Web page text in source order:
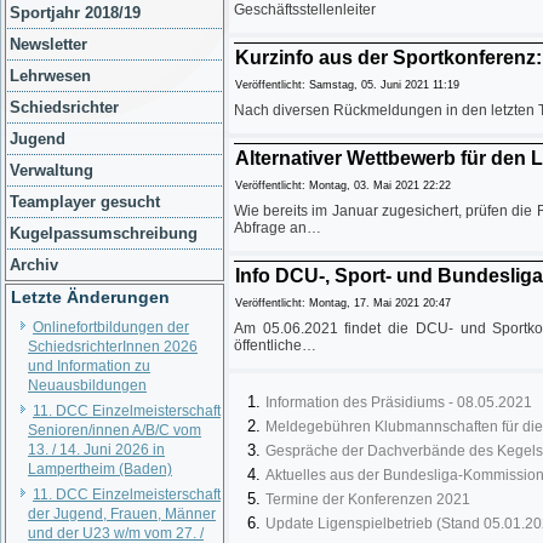
Sportjahr 2018/19
Newsletter
Lehrwesen
Schiedsrichter
Jugend
Verwaltung
Teamplayer gesucht
Kugelpassumschreibung
Archiv
Letzte Änderungen
Onlinefortbildungen der
SchiedsrichterInnen 2026
und Information zu
Neuausbildungen
11. DCC Einzelmeisterschaft
Senioren/innen A/B/C vom
13. / 14. Juni 2026 in
Lampertheim (Baden)
11. DCC Einzelmeisterschaft
der Jugend, Frauen, Männer
und der U23 w/m vom 27. /
Geschäftsstellenleiter
Kurzinfo aus der
Veröffentlicht: Samstag, 05. Juni 2021 11:19
Nach diversen Rückmeldungen in den
Alternativer Wettbewerb für den
Veröffentlicht: Montag, 03. Mai 2021 22:22
Wie bereits im Januar zugesichert, prüfen die
Abfrage an…
Info DCU-, Sport- und
Veröffentlicht: Montag, 17. Mai 2021 20:47
Am 05.06.2021 findet die DCU- und
öffentliche…
Information des Präsidiums - 08.05.2021
Meldegebühren Klubmannschaften für
Gespräche der Dachverbände des
Aktuelles aus der Bundesliga-
Termine der Konferenzen 2021
Update Ligenspielbetrieb (Stand